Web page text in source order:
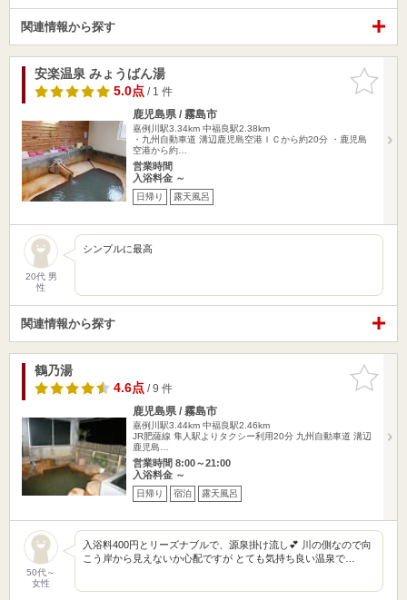
関連情報から探す
お気に入
りに追加
安楽温泉 みょうばん湯
5.0点/ 1 件
鹿児島県 / 霧島市
嘉例川駅3.34km 中福良駅2.38km
・九州自動車道 溝辺鹿児島空港ＩＣから約20分 ・鹿児島
空港から約…
営業時間
入浴料金 ～
日帰り 露天風呂
20代 男
性
シンプルに最高
関連情報から探す
お気に入
りに追加
鶴乃湯
4.6点/ 9 件
鹿児島県 / 霧島市
嘉例川駅3.44km 中福良駅2.46km
JR肥薩線 隼人駅よりタクシー利用20分 九州自動車道 溝辺
鹿児島…
営業時間 8:00～21:00
入浴料金 ～
日帰り 宿泊 露天風呂
50代～
女性
入浴料400円とリーズナブルで、源泉掛け流し💕 川の側なので向
こう岸から見えないか心配ですが とても気持ち良い温泉で…